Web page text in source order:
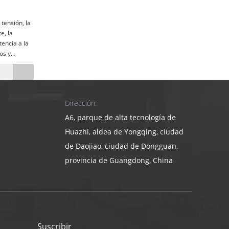
la
la
a la
y
calidad
Dirección:
A6, parque de alta tecnología de
Huazhi, aldea de Yongqing, ciudad
de Daojiao, ciudad de Dongguan,
provincia de Guangdong, China
Suscribir